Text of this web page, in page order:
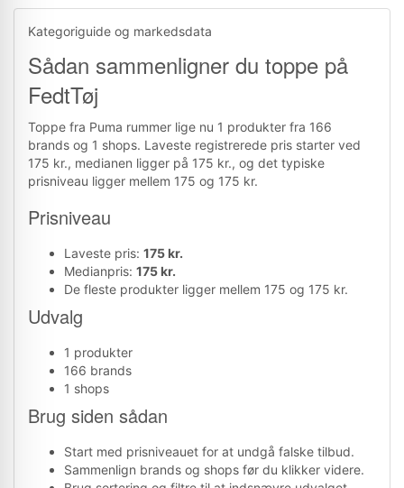
Kategoriguide og markedsdata
Sådan sammenligner du toppe på
FedtTøj
Toppe fra Puma rummer lige nu 1 produkter fra 166
brands og 1 shops. Laveste registrerede pris starter ved
175 kr., medianen ligger på 175 kr., og det typiske
prisniveau ligger mellem 175 og 175 kr.
Prisniveau
Laveste pris: 175 kr.
Medianpris: 175 kr.
De fleste produkter ligger mellem 175 og 175 kr.
Udvalg
1 produkter
166 brands
1 shops
Brug siden sådan
Start med prisniveauet for at undgå falske tilbud.
Sammenlign brands og shops før du klikker videre.